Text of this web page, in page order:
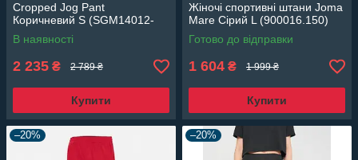
Cropped Jog Pant
Коричневий S (SGM14012-
BROWN S)
В наявності
2 235 ₴ 2 789 ₴
Купити
Жіночі спортивні штани Joma
Mare Сірий L (900016.150)
Готово до відправки
1 604 ₴ 1 999 ₴
Купити
–20% –20%